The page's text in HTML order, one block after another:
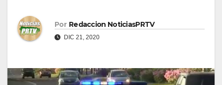
Por Redaccion NoticiasPRTV
DIC 21, 2020